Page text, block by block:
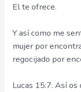
El te ofrece.
Y así como me
mujer por
regocijado por
Lucas 15:7. Así